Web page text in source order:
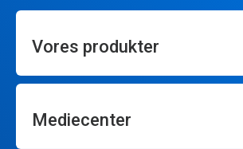
Vores produkter
Mediecenter